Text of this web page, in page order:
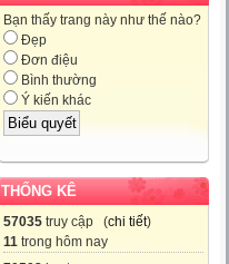
Bạn thấy trang này như thế nào?
Đẹp
Đơn điệu
Bình thường
Ý kiến khác
THỐNG KÊ
57035 truy cập (chi tiết)
11 trong hôm nay